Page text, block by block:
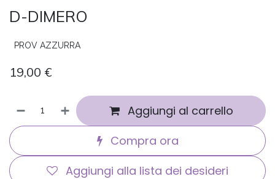
D-DIMERO
PROV AZZURRA
19,00 €
Aggiungi al carrello
Compra ora
Aggiungi alla lista dei desideri